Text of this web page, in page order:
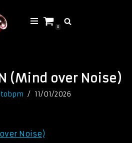
0
(Mind over Noise)
11/01/2026
Noise)